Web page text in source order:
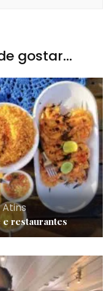
gostar...
restaurantes